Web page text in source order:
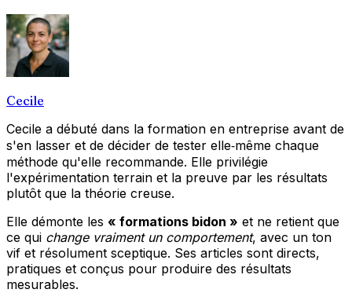
Cecile
Cecile a débuté dans la formation en entreprise avant de
s'en lasser et de décider de tester elle‑même chaque
méthode qu'elle recommande. Elle privilégie
l'expérimentation terrain et la preuve par les résultats
plutôt que la théorie creuse.
Elle démonte les « formations bidon » et ne retient que
ce qui change vraiment un comportement, avec un ton
vif et résolument sceptique. Ses articles sont directs,
pratiques et conçus pour produire des résultats
mesurables.